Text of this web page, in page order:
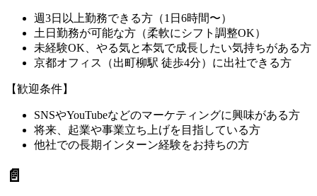
週3日以上勤務できる方（1日6時間〜）
土日勤務が可能な方（柔軟にシフト調整OK）
未経験OK、やる気と本気で成長したい気持ちがある方
京都オフィス（出町柳駅 徒歩4分）に出社できる方
【歓迎条件】
SNSやYouTubeなどのマーケティングに興味がある方
将来、起業や事業立ち上げを目指している方
他社での長期インターン経験をお持ちの方
📄